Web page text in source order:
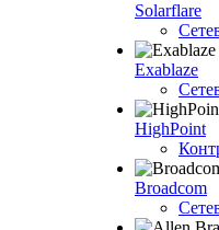
Solarflare
Exablaze
HighPoint
Broadcom